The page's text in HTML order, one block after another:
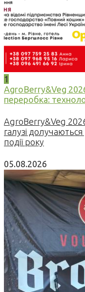
1
AgroBerry&Veg
переробка:
AgroBerry&Veg
галузі
події року
05.08.2026